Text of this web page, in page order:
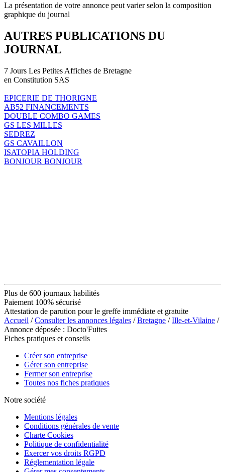
La présentation de votre annonce peut varier selon la composition
graphique du journal
AUTRES PUBLICATIONS DU
JOURNAL
7 Jours Les Petites Affiches de Bretagne
en Constitution SAS
EPICERIE DE THORIGNE
AB52 FINANCEMENTS
DOUBLE COMBO GAMES
GS LES MILLES
SEDREZ
GS CAVAILLON
ISATOPIA HOLDING
BONJOUR BONJOUR
Plus de 600 journaux habilités
Paiement 100% sécurisé
Attestation de parution pour le greffe immédiate et gratuite
Accueil /Consulter les annonces légales /Bretagne /Ille-et-Vilaine /
Annonce déposée : Docto'Fuites
Fiches pratiques et conseils
Créer son entreprise
Gérer son entreprise
Fermer son entreprise
Toutes nos fiches pratiques
Notre société
Mentions légales
Conditions générales de vente
Charte Cookies
Politique de confidentialité
Exercer vos droits RGPD
Réglementation légale